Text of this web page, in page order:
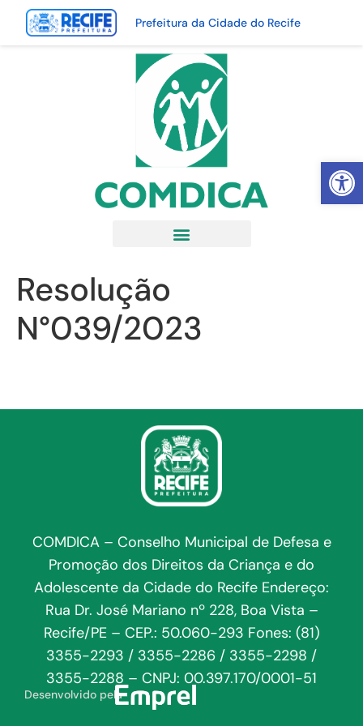
Abrir
Prefeitura da Cidade do Recife
Resolução
N°039/2023
COMDICA – Conselho Municipal de Defesa e
Promoção dos Direitos da Criança e do
Adolescente da Cidade do Recife Endereço:
Rua Dr. José Mariano nº 228, Boa Vista –
Recife/PE – CEP.: 50.060-293 Fones: (81)
3355-2293 / 3355-2286 / 3355-2298 /
3355-2288 – CNPJ: 00.397.170/0001-51
Desenvolvido pela